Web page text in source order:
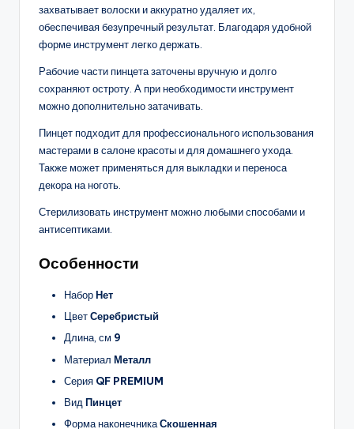
захватывает волоски и аккуратно удаляет их,
обеспечивая безупречный результат. Благодаря удобной
форме инструмент легко держать.
Рабочие части пинцета заточены вручную и долго
сохраняют остроту. А при необходимости инструмент
можно дополнительно затачивать.
Пинцет подходит для профессионального использования
мастерами в салоне красоты и для домашнего ухода.
Также может применяться для выкладки и переноса
декора на ноготь.
Стерилизовать инструмент можно любыми способами и
антисептиками.
Особенности
НаборНет
ЦветСеребристый
Длина, см 9
Материал Металл
Серия QF PREMIUM
Вид Пинцет
Форма наконечникаСкошенная